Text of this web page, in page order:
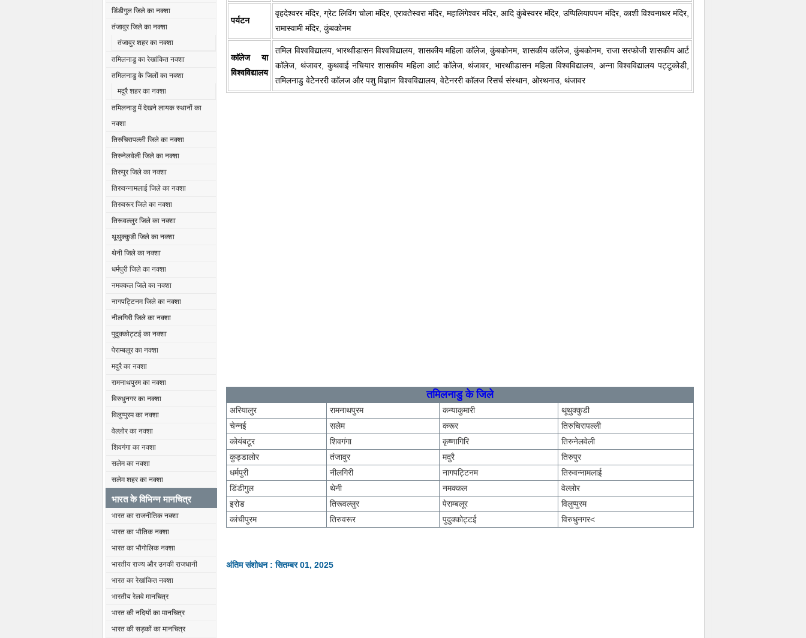
डिंडीगुल जिले का नक्शा
तंजावुर जिले का नक्शा
तंजावुर शहर का नक्शा
तमिलनाडु का रेखांकित नक्शा
तमिलनाडु के जिलों का नक्शा
मदुरै शहर का नक्शा
तमिलनाडु में देखने लायक स्थानों का
नक्शा
तिरुचिरापल्ली जिले का नक्शा
तिरुनेलवेली जिले का नक्शा
तिरुपुर जिले का नक्शा
तिरुवन्नामलाई जिले का नक्शा
तिरुवरूर जिले का नक्शा
तिरूवल्लुर जिले का नक्शा
थूथुक्कुडी जिले का नक्शा
थेनी जिले का नक्शा
धर्मपुरी जिले का नक्शा
नमक्कल जिले का नक्शा
नागपट्टिनम जिले का नक्शा
नीलगिरी जिले का नक्शा
पुदुक्कोट्टई का नक्शा
पेराम्बलूर का नक्शा
मदुरै का नक्शा
रामनाथपुरम का नक्शा
विरुधुनगर का नक्शा
विलुप्पुरम का नक्शा
वेल्लोर का नक्शा
शिवगंगा का नक्शा
सलेम का नक्शा
सलेम शहर का नक्शा
भारत के विभिन्न मानचित्र
भारत का राजनीतिक नक्शा
भारत का भौतिक नक्शा
भारत का भौगोलिक नक्शा
भारतीय राज्य और उनकी राजधानी
भारत का रेखांकित नक्शा
भारतीय रेलवे मानचित्र
भारत की नदियों का मानचित्र
भारत की सड़कों का मानचित्र
पर्यटन
वृहदेश्वरर मंदिर, ग्रेट लिविंग चोला मंदिर, एरावतेस्वरा मंदिर, महालिंगेश्वर मंदिर, आदि कुंबेस्वरर मंदिर, उप्पिलियापपन मंदिर, काशी विश्वनाथर मंदिर,
रामास्वामी मंदिर, कुंबकोनम
काॅलेज या
विश्वविद्यालय
तमिल विश्वविद्यालय, भारथाीडासन विश्वविद्यालय, शासकीय महिला काॅलेज, कुंबकोनम, शासकीय काॅलेज, कुंबकोनम, राजा सरफोजी शासकीय आर्ट
काॅलेज, थंजावर, कुथवाई नचियार शासकीय महिला आर्ट काॅलेज, थंजावर, भारथाीडासन महिला विश्वविद्यालय, अन्ना विश्वविद्यालय पट्टूकोडी,
तमिलनाडु वेटेेनररी काॅलज और पशु विज्ञान विश्वविद्यालय, वेटेेनररी काॅलज रिसर्च संस्थान, ओरथनाउ, थंजावर
तमिलनाडु के जिले
अरियालुर रामनाथपुरम कन्याकुमारी
थूथुक्कुडी
चेन्नई
सलेम करूर
तिरुचिरापल्ली
कोयंबटूर
शिवगंगा कृष्णागिरि
तिरुनेलवेली
कुड्डालोर
तंजावुर मदुरै
तिरुपुर
धर्मपुरी
नीलगिरी नागपट्टिनम
तिरुवन्नामलाई
डिंडीगुल
थेनी नमक्कल
वेल्लोर
इरोड
तिरूवल्लुर पेराम्बलूर
विलुप्पुरम
कांचीपुरम
तिरुवरूर पुदुक्कोट्टई विरुधुनगर<
अंतिम संशोधन : सितम्बर 01, 2025